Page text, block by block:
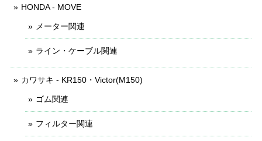
HONDA - MOVE
メーター関連
ライン・ケーブル関連
カワサキ - KR150・Victor(M150)
ゴム関連
フィルター関連